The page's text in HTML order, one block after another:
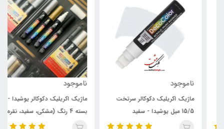
ناموجود
ماژیک اکریلیک دکوکالر سرتخت
ناموجود
ماژیک اکریلیک دکوکالر یوشیدا -
بسته 4 رنگ (مشکی، سفید، نقره
ای و طلایی)